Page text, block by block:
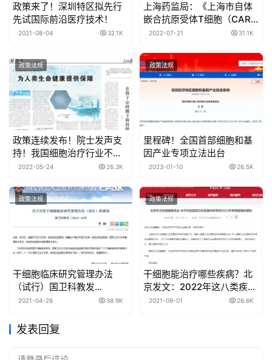
政策来了！深圳特区拟先行
先试国际前沿医疗技术！
2021-08-04 32.1K
上海药监局：《上海市自体
嵌合抗原受体T细胞（CAR-
T）治疗药品监督管理暂行规
2022-07-21 31.1K
政策法规
政策连续发布！院士发声支
持！我国细胞治疗行业不断
迎来利好
2022-05-24 26.3K
政策法规
里程碑！全国首部细胞和基
因产业专项立法出台
2023-01-10 26.5K
政策法规
干细胞临床研究管理办法
（试行）国卫科教发
【2015】48号
2021-04-26 38.9K
政策法规
干细胞能治疗哪些疾病？北
京发文：2022年这八类疾病
鼓励开展干细胞治疗相关研
2021-09-01 26.6K
发表回复